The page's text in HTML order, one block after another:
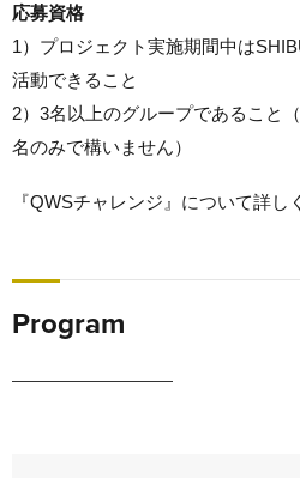
応募資格
1）プロジェクト実施期間中は
活動できること
2）3名以上のグループであること
名のみで構いません）
『QWSチャレンジ』について詳し
Program